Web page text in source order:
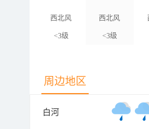
西北风
<3级
西北风
<3级
周边地区
白河